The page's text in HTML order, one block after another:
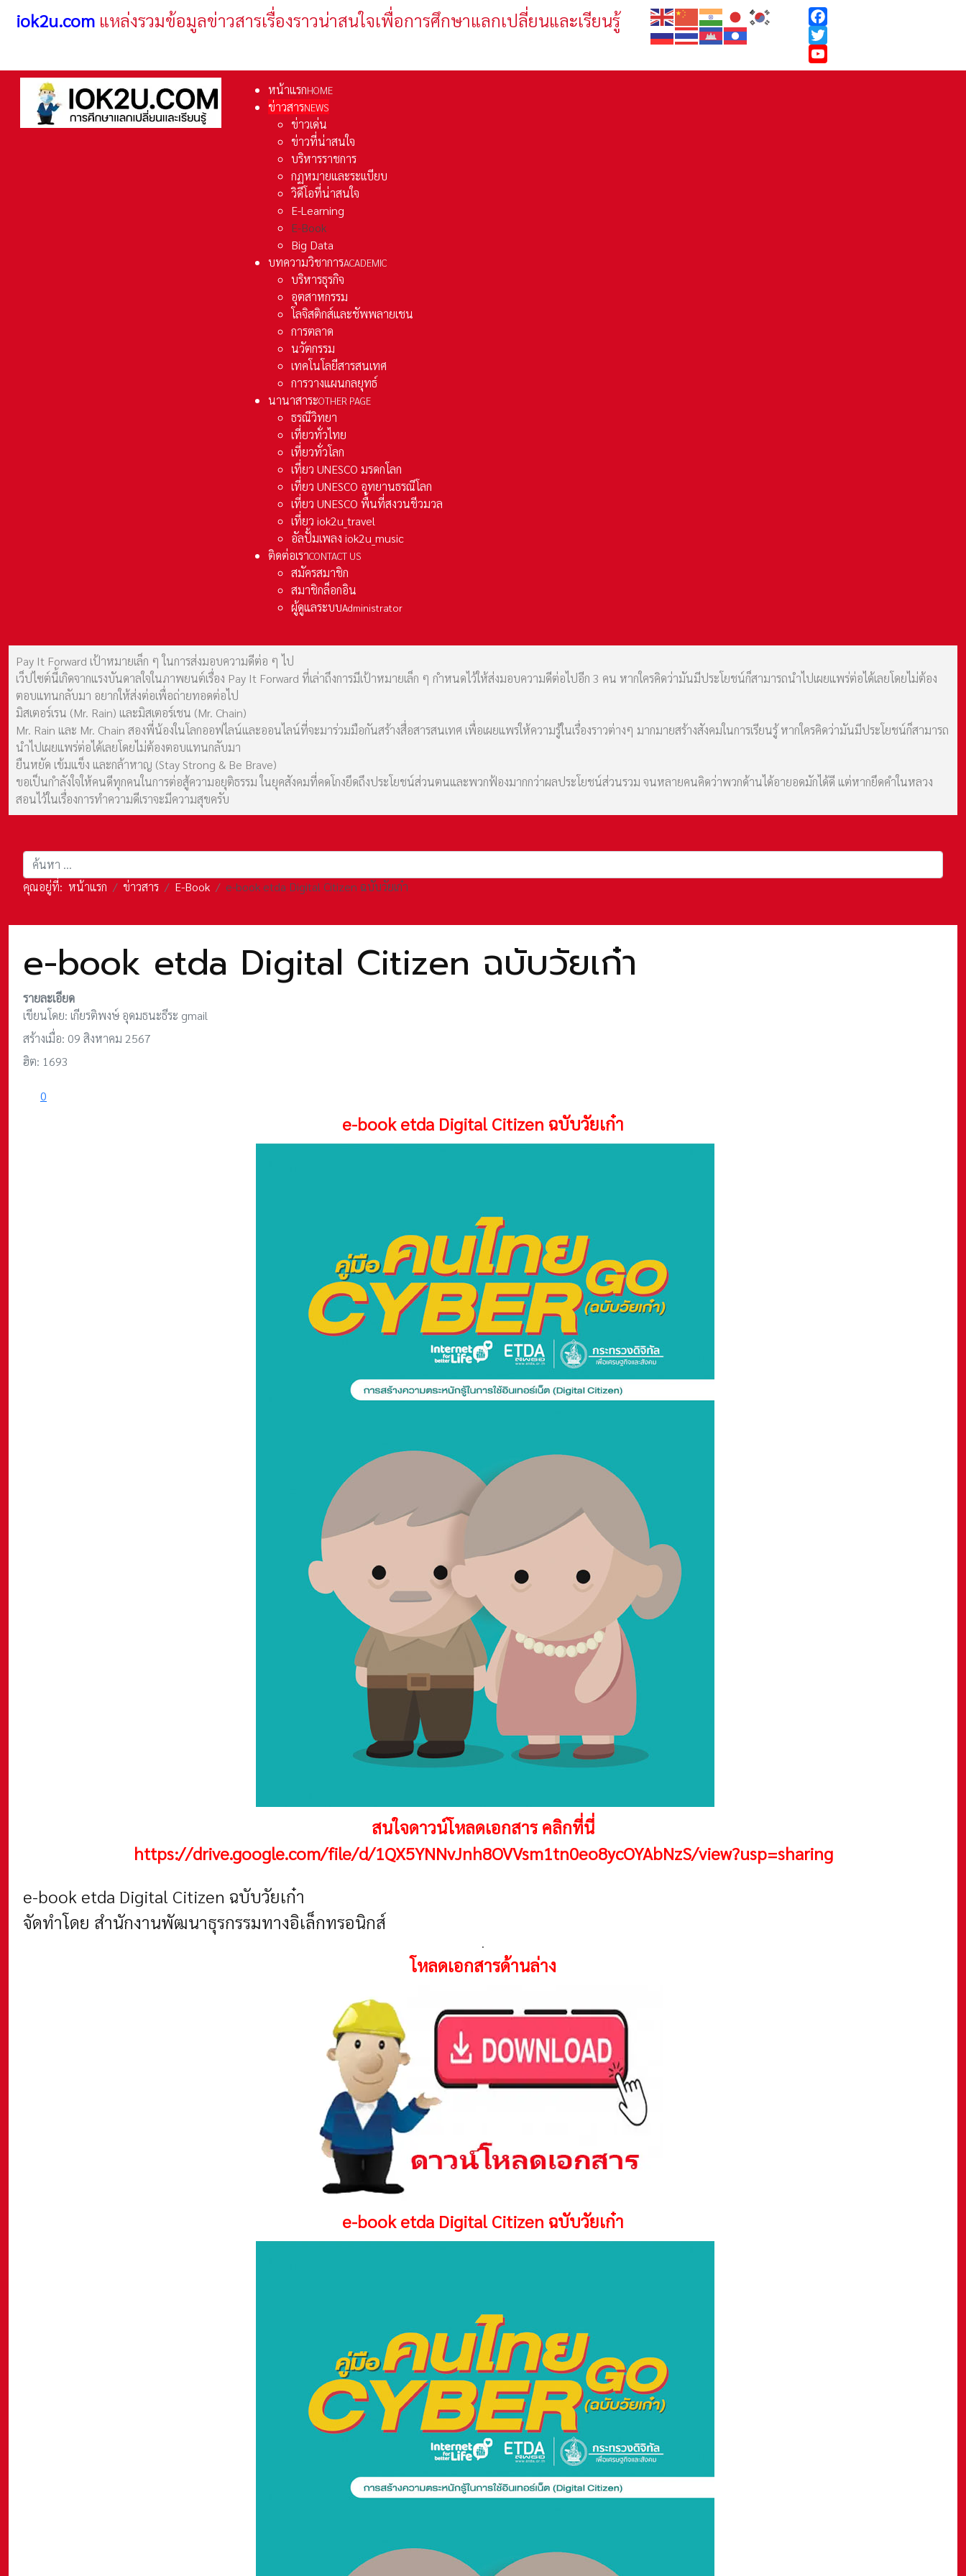
iok2u.com แหล่งรวมข้อมูลข่าวสารเรื่องราวน่าสนใจเพื่อการศึกษาแลกเปลี่ยนและเรียนรู้
Facebook
Twitter
YouTube
หน้าแรกHOME
ข่าวสารNEWS
ข่าวเด่น
ข่าวที่น่าสนใจ
บริหารราชการ
กฏหมายและระเเบียบ
วิดีโอที่น่าสนใจ
E-Learning
E-Book
Big Data
บทความวิชาการACADEMIC
บริหารธุรกิจ
อุตสาหกรรม
โลจิสติกส์และชัพพลายเชน
การตลาด
นวัตกรรม
เทคโนโลยีสารสนเทศ
การวางแผนกลยุทธ์
นานาสาระOTHER PAGE
ธรณีวิทยา
เที่ยวทั่วไทย
เที่ยวทั่วโลก
เที่ยว UNESCO มรดกโลก
เที่ยว UNESCO อุทยานธรณีโลก
เที่ยว UNESCO พื้นที่สงวนชีวมวล
เที่ยว iok2u_travel
อัลปั้มเพลง iok2u_music
ติดต่อเราCONTACT US
สมัครสมาชิก
สมาชิกล็อกอิน
ผู้ดูแลระบบAdministrator
Pay It Forward เป้าหมายเล็ก ๆ ในการส่งมอบความดีต่อ ๆ ไป
เว็ปไซต์นี้เกิดจากแรงบันดาลใจในภาพยนต์เรื่อง Pay It Forward ที่เล่าถึงการมีเป้าหมายเล็ก ๆ กำหนดไว้ให้ส่งมอบความดีต่อไปอีก 3 คน หากใครคิดว่ามันมีประโยชน์ก็สามารถนำไปเผยแพร่ต่อได้เลยโดยไม่ต้อง
ตอบแทนกลับมา อยากให้ส่งต่อเพื่อถ่ายทอดต่อไป
มิสเตอร์เรน (Mr. Rain) และมิสเตอร์เชน (Mr. Chain)
Mr. Rain และ Mr. Chain สองพี่น้องในโลกออฟไลน์และออนไลน์ที่จะมาร่วมมือกันสร้างสื่อสารสนเทศ เพื่อเผยแพร่ให้ความรู้ในเรื่องราวต่างๆ มากมายสร้างสังคมในการเรียนรู้ หากใครคิดว่ามันมีประโยชน์ก็สามารถ
นำไปเผยแพร่ต่อได้เลยโดยไม่ต้องตอบแทนกลับมา
ยืนหยัด เข้มแข็ง และกล้าหาญ (Stay Strong & Be Brave)
ขอเป็นกำลังใจให้คนดีทุกคนในการต่อสู้ความอยุติธรรม ในยุคสังคมที่คดโกงยึดถึงประโยชน์ส่วนตนและพวกฟ้องมากกว่าผลประโยชน์ส่วนรวม จนหลายคนคิดว่าพวกด้านได้อายอดมักได้ดี แต่หากยึดคำในหลวง
สอนไว้ในเรื่องการทำความดีเราจะมีความสุขครับ
การค้นหา
คุณอยู่ที่: หน้าแรก ข่าวสาร E-Book e-book etda Digital Citizen ฉบับวัยเก๋า
e-book etda Digital Citizen ฉบับวัยเก๋า
รายละเอียด
เขียนโดย: เกียรติพงษ์ อุดมธนะธีระ gmail
สร้างเมื่อ: 09 สิงหาคม 2567
ฮิต: 1693
0
e-book etda Digital Citizen ฉบับวัยเก๋า
สนใจดาวน์โหลดเอกสาร คลิกที่นี่
https://drive.google.com/file/d/1QX5YNNvJnh8OVVsm1tn0eo8ycOYAbNzS/view?usp=sharing
e-book etda Digital Citizen ฉบับวัยเก๋า
จัดทำโดย สำนักงานพัฒนาธุรกรรมทางอิเล็กทรอนิกส์
.
โหลดเอกสารด้านล่าง
e-book etda Digital Citizen ฉบับวัยเก๋า